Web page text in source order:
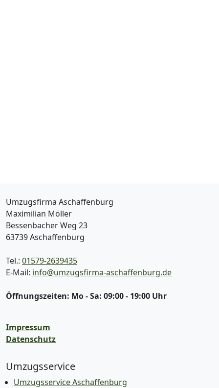
Umzugsfirma Aschaffenburg
Maximilian Möller
Bessenbacher Weg 23
63739Aschaffenburg
Tel.: 01579-2639435
E-Mail: info@umzugsfirma-aschaffenburg.de
Öffnungszeiten: Mo - Sa: 09:00 - 19:00 Uhr
Impressum
Datenschutz
Umzugsservice
Umzugsservice Aschaffenburg